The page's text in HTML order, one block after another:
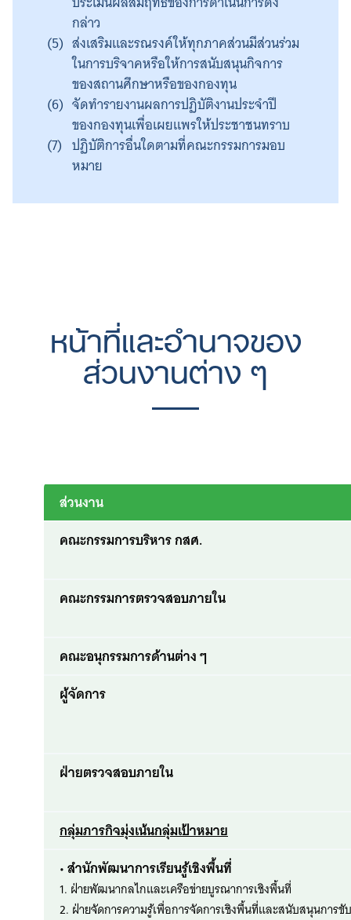
กล่าว
ส่งเสริมและรณรงค์ให้ทุกภาคส่วนมีส่วนร่วม
ในการบริจาคหรือให้การสนับสนุนกิจการ
ของสถานศึกษาหรือของกองทุน
จัดทำรายงานผลการปฏิบัติงานประจำปี
ของกองทุนเพื่อเผยแพรให้ประชาชนทราบ
ปฏิบัติการอื่นใดตามที่คณะกรรมการมอบ
หมาย
หน้าที่และอำนาจของ
ส่วนงานต่าง ๆ
ส่วนงาน
คณะกรรมการบริหาร กสศ.
คณะกรรมการตรวจสอบภายใน
คณะอนุกรรมการด้านต่าง ๆ
ผู้จัดการ
ฝ่ายตรวจสอบภายใน
กลุ่มภารกิจมุ่งเน้นกลุ่มเป้าหมาย
• สำนักพัฒนาการเรียนรู้เชิงพื้นที่
1. ฝ่ายพัฒนากลไกและเครือข่ายบูรณาการเชิงพื้นที่
2. ฝ่ายจัดการความรู้เพื่อการจัดการเชิงพื้นที่และสนับสนุนการขั